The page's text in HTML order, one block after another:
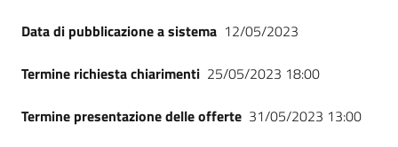
Data di pubblicazione a sistema 12/05/2023
Termine richiesta chiarimenti 25/05/2023 18:00
Termine presentazione delle offerte 31/05/2023 13:00